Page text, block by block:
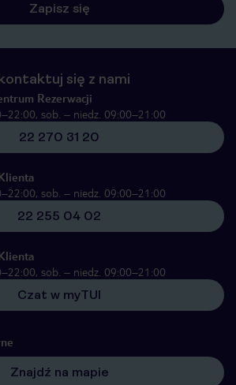
Zapisz się
się z nami
Rezerwacji
sob. – niedz. 09:00–21:00
22 270 31 20
sob. – niedz. 09:00–21:00
22 255 04 02
sob. – niedz. 09:00–21:00
Czat w myTUI
Znajdź na mapie